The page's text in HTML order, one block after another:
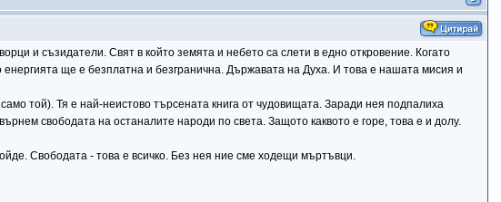
и съзидатели. Свят в който земята и небето са слети в едно откровение. Когато
ще е безплатна и безгранична. Държавата на Духа. И това е нашата мисия и
той). Тя е най-неистово търсената книга от чудовищата. Заради нея подпалиха
свободата на останалите народи по света. Защото каквото е горе, това е и долу.
Свободата - това е всичко. Без нея ние сме ходещи мъртъвци.